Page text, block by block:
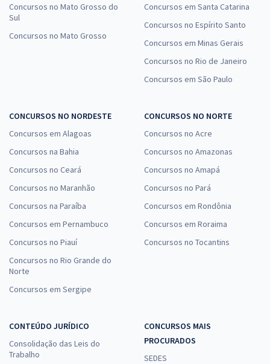
Concursos no Mato Grosso do
Sul
Concursos no Mato Grosso
Concursos em Santa Catarina
Concursos no Espírito Santo
Concursos em Minas Gerais
Concursos no Rio de Janeiro
Concursos em São Paulo
CONCURSOS NO NORDESTE
Concursos em Alagoas
Concursos na Bahia
Concursos no Ceará
Concursos no Maranhão
Concursos na Paraíba
Concursos em Pernambuco
Concursos no Piauí
Concursos no Rio Grande do
Norte
Concursos em Sergipe
CONCURSOS NO NORTE
Concursos no Acre
Concursos no Amazonas
Concursos no Amapá
Concursos no Pará
Concursos em Rondônia
Concursos em Roraima
Concursos no Tocantins
CONTEÚDO JURÍDICO
Consolidação das Leis do
Trabalho
CONCURSOS MAIS
PROCURADOS
SEDES